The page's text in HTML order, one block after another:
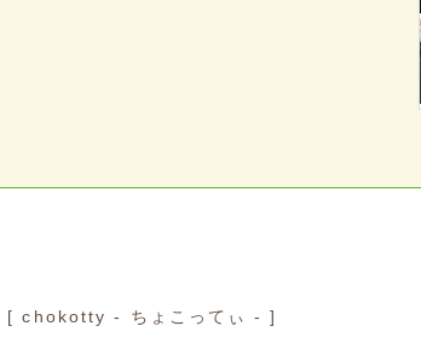
[ chokotty - ちょこってぃ - ]